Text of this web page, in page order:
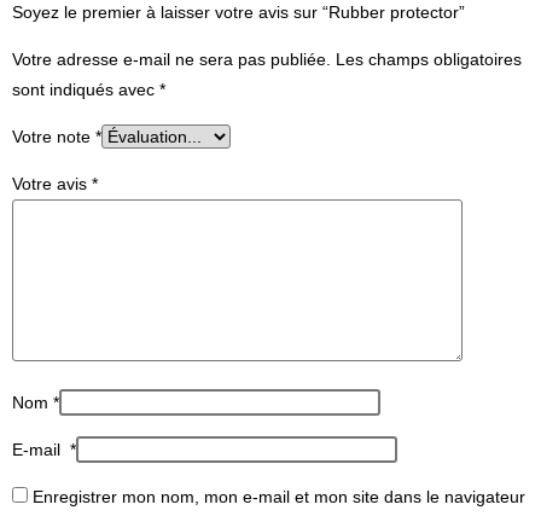
Soyez le premier à laisser votre avis sur “Rubber protector”
Votre adresse e-mail ne sera pas publiée. Les champs obligatoires
sont indiqués avec *
Votre note *
Votre avis *
Nom *
E-mail *
Enregistrer mon nom, mon e-mail et mon site dans le navigateur